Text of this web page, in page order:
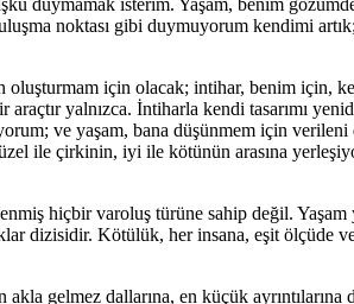
duymamak isterim. Yaşam, benim
noktası gibi duymuyorum kendimi
için olacak; intihar, benim için,
araçtır yalnızca. İntiharla kendi tasarımı
ve yaşam, bana düşünmem için
ile çirkinin, iyi ile kötünün arasına
hiçbir varoluş türüne sahip değil.
dizisidir. Kötülük, her insana, eşit
gelmez dallarına, en küçük